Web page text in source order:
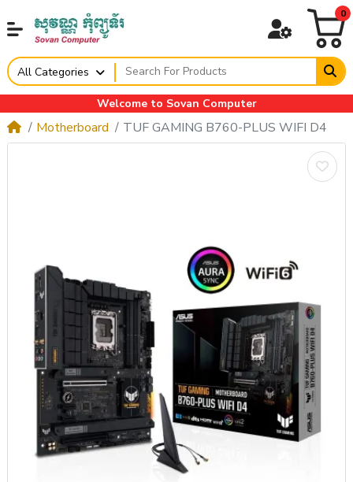
0
All Categories
Welcome to Sovan Computer
Motherboard TUF GAMING B760-PLUS WIFI D4